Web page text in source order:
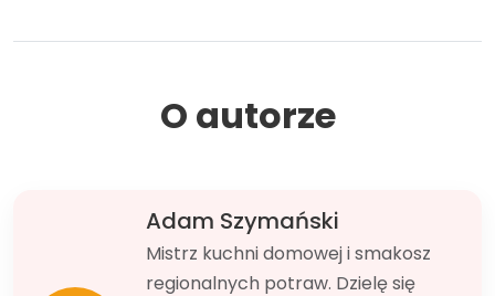
O autorze
Adam Szymański
Mistrz kuchni domowej i smakosz
regionalnych potraw. Dzielę się